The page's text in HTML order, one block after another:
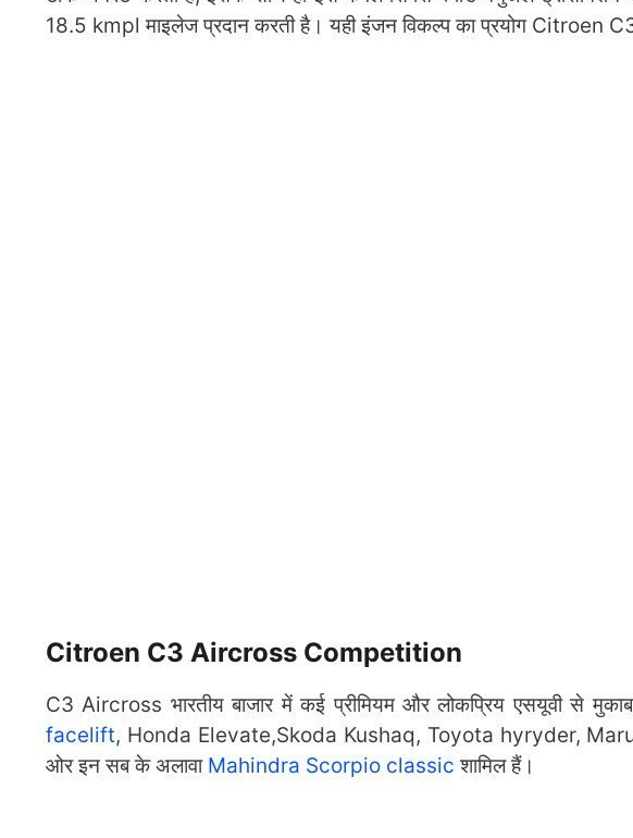
18.5 kmpl माइलेज प्रदान करती है। यही इंजन विकल्प का प्रयोग Citroen
Citroen C3 Aircross Competition
C3 Aircross भारतीय बाजार में कई प्रीमियम और लोकप्रिय एसयूवी से
facelift, Honda Elevate,Skoda Kushaq, Toyota hyryder,
ओर इन सब के अलावा Mahindra Scorpio classic शामिल हैं।